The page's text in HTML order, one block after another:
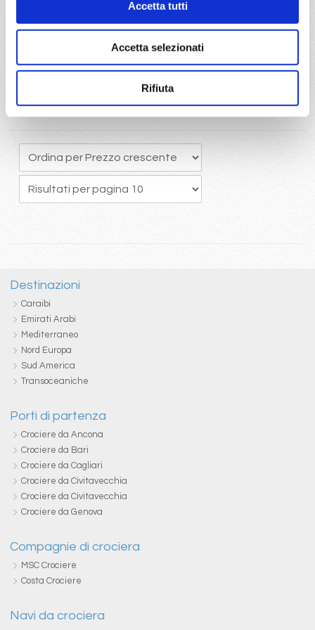
Accetta tutti
Accetta selezionati
Rifiuta
che comprende una ottima selezione di bevande alcoliche e
analcoliche calde e fredde
Destinazioni
Caraibi
Emirati Arabi
Mediterraneo
Nord Europa
Sud America
Transoceaniche
Porti di partenza
Crociere da Ancona
Crociere da Bari
Crociere da Cagliari
Crociere da Civitavecchia
Crociere da Civitavecchia
Crociere da Genova
Compagnie di crociera
MSC Crociere
Costa Crociere
Navi da crociera